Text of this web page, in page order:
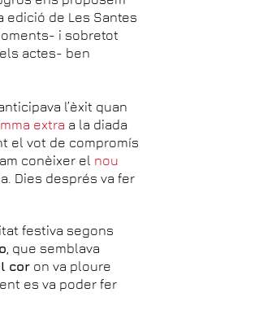
edició de Les Santes
i sobretot
actes- ben
l’èxit quan
extra a la diada
el vot de compromís
conèixer el nou
Dies després va fer
festiva segons
, que semblava
cor on va ploure
es va poder fer